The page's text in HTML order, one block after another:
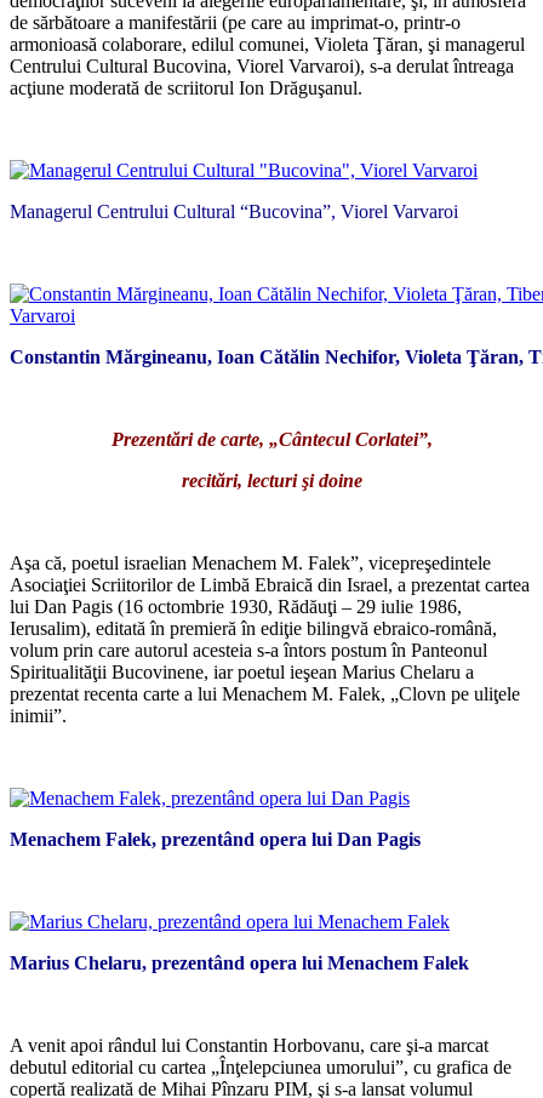
de sărbătoare a manifestării (pe care au imprimat-o, printr-o
armonioasă colaborare, edilul comunei, Violeta Ţăran, şi managerul
Centrului Cultural Bucovina, Viorel Varvaroi), s-a derulat întreaga
acţiune moderată de scriitorul Ion Drăguşanul.
Managerul Centrului Cultural “Bucovina”, Viorel Varvaroi
Constantin Mărgineanu, Ioan Cătălin Nechifor, Violeta Ţăran,
Prezentări de carte, „Cântecul Corlatei”,
recitări, lecturi şi doine
Aşa că, poetul israelian Menachem M. Falek”, vicepreşedintele
Asociaţiei Scriitorilor de Limbă Ebraică din Israel, a prezentat cartea
lui Dan Pagis (16 octombrie 1930, Rădăuţi – 29 iulie 1986,
Ierusalim), editată în premieră în ediţie bilingvă ebraico-română,
volum prin care autorul acesteia s-a întors postum în Panteonul
Spiritualităţii Bucovinene, iar poetul ieşean Marius Chelaru a
prezentat recenta carte a lui Menachem M. Falek, „Clovn pe uliţele
inimii”.
Menachem Falek, prezentând opera lui Dan Pagis
Marius Chelaru, prezentând opera lui Menachem Falek
A venit apoi rândul lui Constantin Horbovanu, care şi-a marcat
debutul editorial cu cartea „Înţelepciunea umorului”, cu grafica de
copertă realizată de Mihai Pînzaru PIM, şi s-a lansat volumul